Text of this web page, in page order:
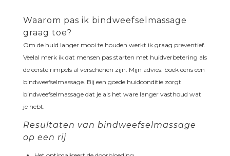
Waarom pas ik bindweefselmassage
graag toe?
Om de huid langer mooi te houden werkt ik graag preventief.
Veelal merk ik dat mensen pas starten met huidverbetering als
de eerste rimpels al verschenen zijn. Mijn advies: boek eens een
bindweefselmassage. Bij een goede huidconditie zorgt
bindweefselmassage dat je als het ware langer vasthoud wat
je hebt.
Resultaten van bindweefselmassage
op een rij